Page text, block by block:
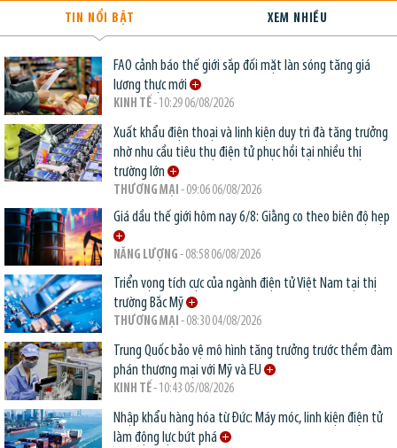
TIN NỔI BẬT XEM NHIỀU
FAO cảnh báo thế giới sắp đối mặt làn sóng tăng giá
lương thực mới
KINH TẾ- 10:29 06/08/2026
Xuất khẩu điện thoại và linh kiện duy trì đà tăng trưởng
nhờ nhu cầu tiêu thụ điện tử phục hồi tại nhiều thị
trường lớn
THƯƠNG MẠI - 09:06 06/08/2026
Giá dầu thế giới hôm nay 6/8: Giằng co theo biên độ hẹp
NĂNG LƯỢNG - 08:58 06/08/2026
Triển vọng tích cực của ngành điện tử Việt Nam tại thị
trường Bắc Mỹ
THƯƠNG MẠI - 08:30 04/08/2026
Trung Quốc bảo vệ mô hình tăng trưởng trước thềm đàm
phán thương mại với Mỹ và EU
KINH TẾ- 10:43 05/08/2026
Nhập khẩu hàng hóa từ Đức: Máy móc, linh kiện điện tử
làm động lực bứt phá